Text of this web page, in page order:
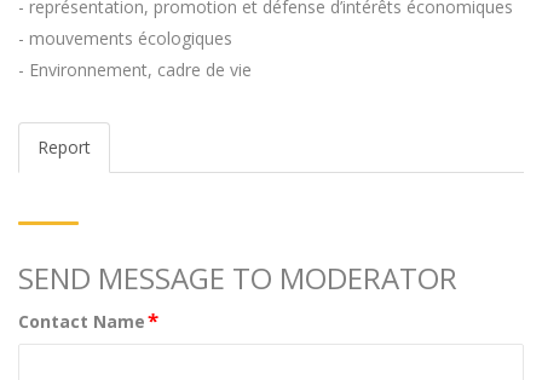
- représentation, promotion et défense d’intérêts économiques
- mouvements écologiques
- Environnement, cadre de vie
Report
SEND MESSAGE TO MODERATOR
Contact Name*